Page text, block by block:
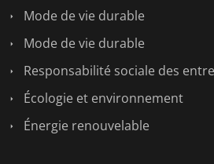
Mode de vie durable
Mode de vie durable
Responsabilité sociale des
Écologie et environnement
Énergie renouvelable